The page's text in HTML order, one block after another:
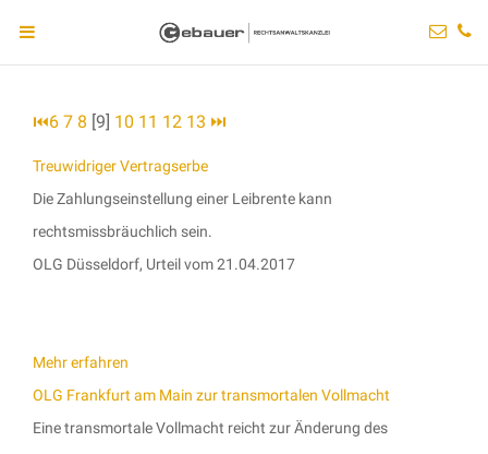
⏮6 7 8 [9] 10 11 12 13 ⏭
Treuwidriger Vertragserbe
Die Zahlungseinstellung einer Leibrente kann
rechtsmissbräuchlich sein.
OLG Düsseldorf, Urteil vom 21.04.2017
Mehr erfahren
OLG Frankfurt am Main zur transmortalen Vollmacht
Eine transmortale Vollmacht reicht zur Änderung des